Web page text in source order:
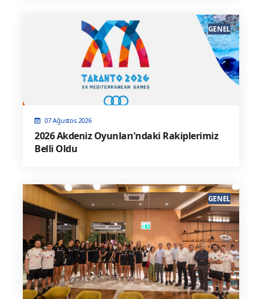
07 Ağustos 2026
2026 Akdeniz Oyunları'ndaki Rakiplerimiz
Belli Oldu
GENEL
GENEL